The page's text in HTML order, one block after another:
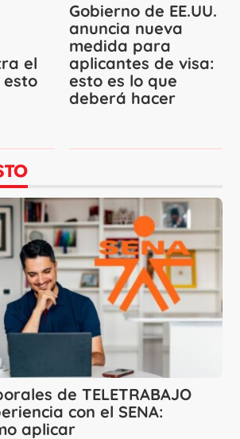
el
esto
Gobierno de EE.UU.
anuncia nueva
medida para
aplicantes de visa:
esto es lo que
deberá hacer
de TELETRABAJO
con el SENA:
aplicar